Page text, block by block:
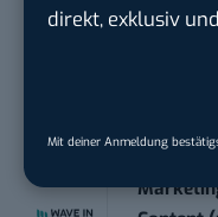
direkt, exklusiv
Mit deiner Anmeldung